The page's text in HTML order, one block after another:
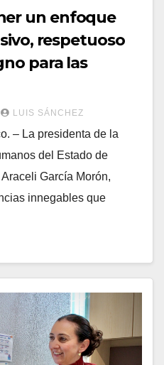
un enfoque
respetuoso
para las
LUIS SÁNCHEZ
– La presidenta de la
del Estado de
García Morón,
innegables que